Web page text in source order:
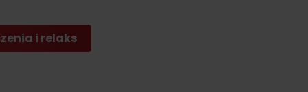
i relaks